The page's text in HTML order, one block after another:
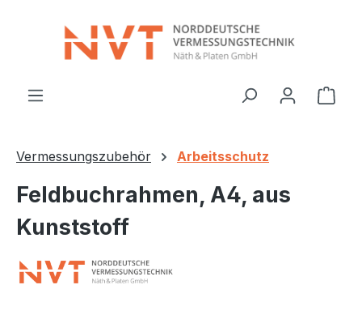
Vermessungszubehör Arbeitsschutz
Feldbuchrahmen, A4, aus
Kunststoff